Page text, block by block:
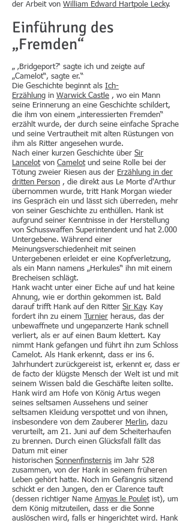
der Arbeit von William Edward Hartpole Lecky.
Einführung des
„Fremden“
„ ‚Bridgeport?‘ sagte ich und zeigte auf
„Camelot“, sagte er.“
Die Geschichte beginnt als Ich-
Erzählung in Warwick Castle , wo ein Mann
seine Erinnerung an eine Geschichte schildert,
die ihm von einem „interessierten Fremden“
erzählt wurde, der durch seine einfache Sprache
und seine Vertrautheit mit alten Rüstungen von
ihm als Ritter angesehen wurde.
Nach einer kurzen Geschichte über Sir
Lancelotvon Camelotund seine Rolle bei der
Tötung zweier Riesen aus der Erzählung in der
dritten Person , die direkt aus Le Morte d'Arthur
übernommen wurde, tritt Hank Morgan wieder
ins Gespräch ein und lässt sich überreden, mehr
von seiner Geschichte zu enthüllen. Hank ist
aufgrund seiner Kenntnisse in der Herstellung
von Schusswaffen Superintendent und hat 2.000
Untergebene. Während einer
Meinungsverschiedenheit mit seinen
Untergebenen erleidet er eine Kopfverletzung,
als ein Mann namens „Herkules“ ihn mit einem
Brecheisen schlägt.
Hank wacht unter einer Eiche auf und hat keine
Ahnung, wie er dorthin gekommen ist. Bald
darauf trifft Hank auf den Ritter Sir Kay. Kay
fordert ihn zu einem Turnier heraus, das der
unbewaffnete und ungepanzerte Hank schnell
verliert, als er auf einen Baum klettert. Kay
nimmt Hank gefangen und führt ihn zum Schloss
Camelot. Als Hank erkennt, dass er ins 6.
Jahrhundert zurückgereist ist, erkennt er, dass er
de facto der klügste Mensch der Welt ist und mit
seinem Wissen bald die Geschäfte leiten sollte.
Hank wird am Hofe von König Artus wegen
seines seltsamen Aussehens und seiner
seltsamen Kleidung verspottet und von ihnen,
insbesondere von dem Zauberer Merlin, dazu
verurteilt, am 21. Juni auf dem Scheiterhaufen
zu brennen. Durch einen Glücksfall fällt das
Datum mit einer
historischen Sonnenfinsternis im Jahr 528
zusammen, von der Hank in seinem früheren
Leben gehört hatte. Noch im Gefängnis sitzend
schickt er den Jungen, den er Clarence tauft
(dessen richtiger Name Amyas le Pouletist), um
dem König mitzuteilen, dass er die Sonne
auslöschen wird, falls er hingerichtet wird. Hank